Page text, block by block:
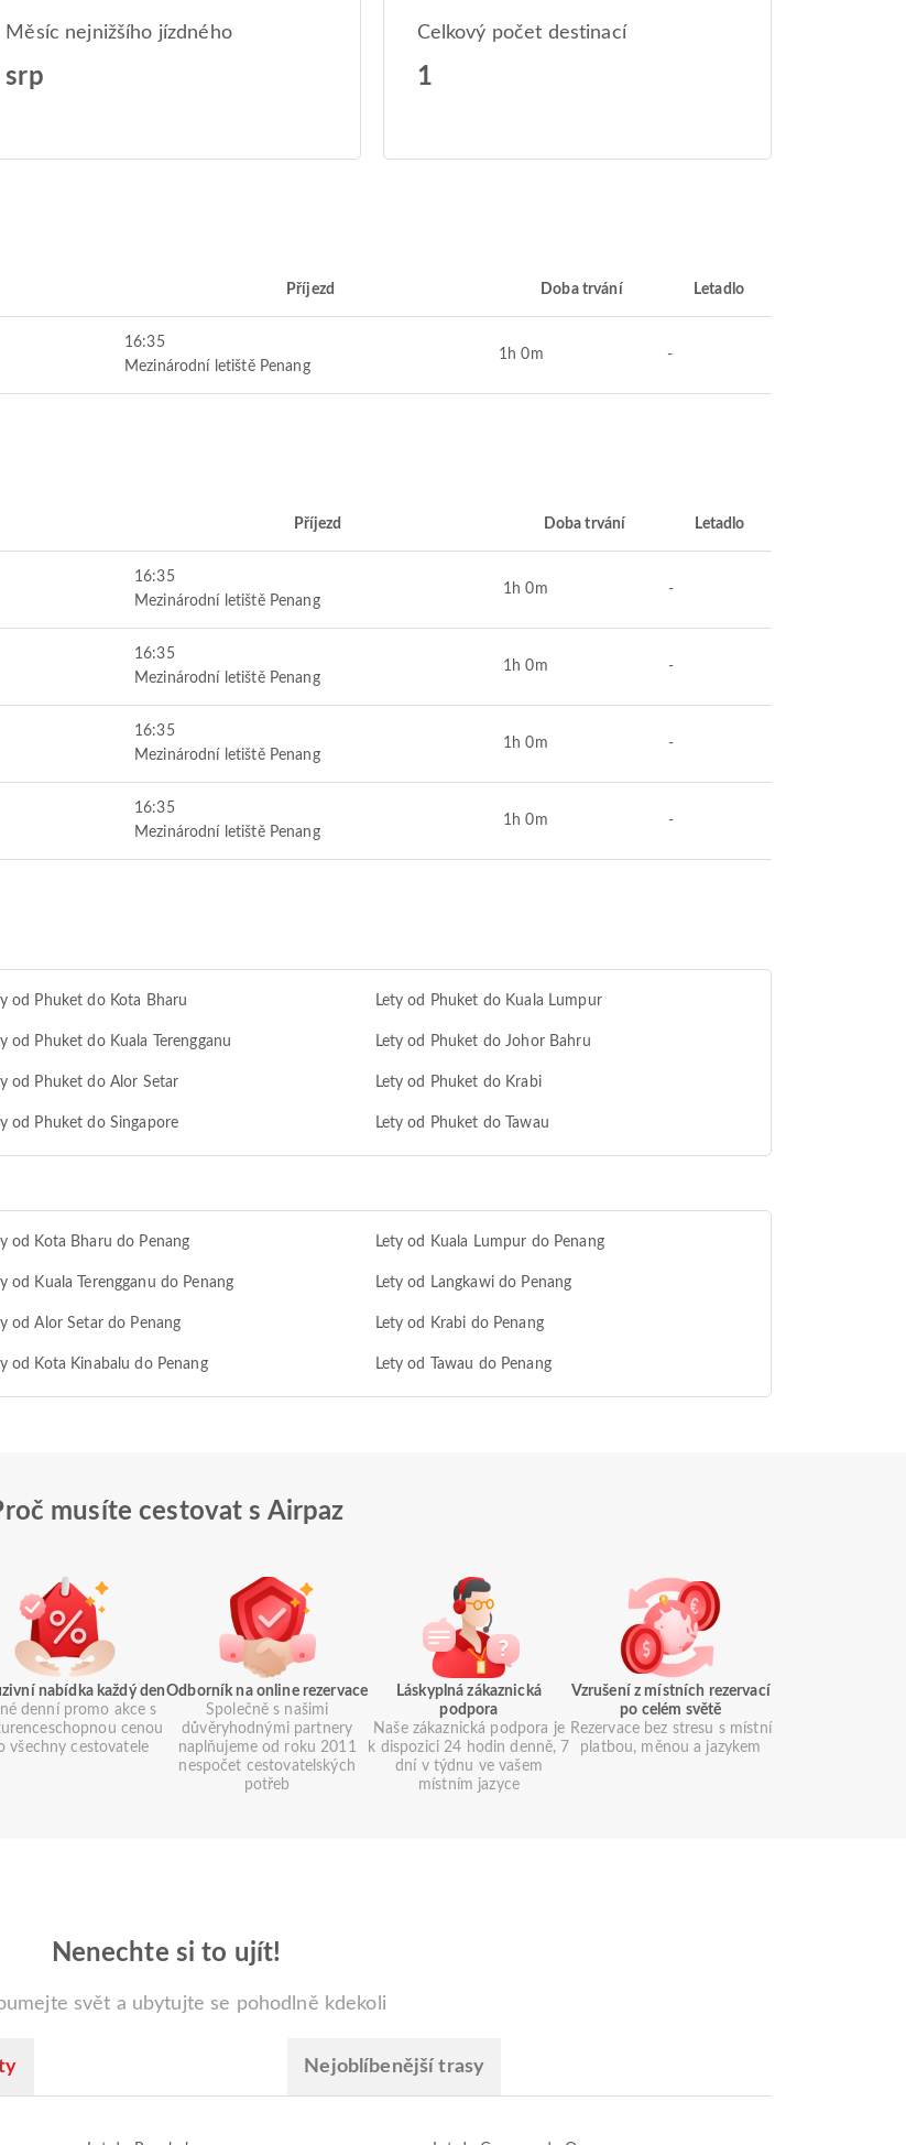
Měsíc nejnižšího jízdného
srp
Celkový počet destinací
1
Příjezd Doba trvání Letadlo
16:35
Mezinárodní letiště Penang
1h 0m -
Příjezd Doba trvání Letadlo
16:35
Mezinárodní letiště Penang
1h 0m -
16:35
Mezinárodní letiště Penang
1h 0m -
16:35
Mezinárodní letiště Penang
1h 0m -
16:35
Mezinárodní letiště Penang
1h 0m -
od Phuket do Kota Bharu Lety od Phuket do Kuala Lumpur
od Phuket do Kuala Terengganu Lety od Phuket do Johor Bahru
od Phuket do Alor Setar Lety od Phuket do Krabi
od Phuket do Singapore Lety od Phuket do Tawau
od Kota Bharu do Penang Lety od Kuala Lumpur do Penang
od Kuala Terengganu do Penang Lety od Langkawi do Penang
od Alor Setar do Penang Lety od Krabi do Penang
od Kota Kinabalu do Penang Lety od Tawau do Penang
musíte cestovat s Airpaz
nabídka každý den
denní promo akce s
cenou
všechny cestovatele
Odborník na online rezervace
Společně s našimi
důvěryhodnými partnery
naplňujeme od roku 2011
nespočet cestovatelských
potřeb
Láskyplná zákaznická
podpora
Naše zákaznická podpora je
k dispozici 24 hodin denně, 7
dní v týdnu ve vašem
místním jazyce
Vzrušení z místních rezervací
po celém světě
Rezervace bez stresu s místní
platbou, měnou a jazykem
Nenechte si to ujít!
svět a ubytujte se pohodlně kdekoli
Nejoblíbenější trasy